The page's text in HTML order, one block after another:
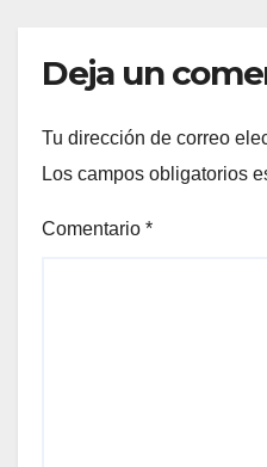
Deja un
Tu dirección de correo
Los campos obligatorios
Comentario *